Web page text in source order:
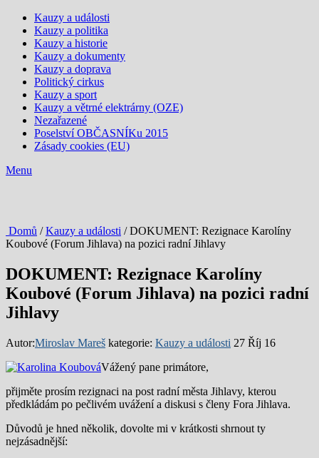
Kauzy a události
Kauzy a politika
Kauzy a historie
Kauzy a dokumenty
Kauzy a doprava
Politický cirkus
Kauzy a sport
Kauzy a větrné elektrárny (OZE)
Nezařazené
Poselství OBČASNÍKu 2015
Zásady cookies (EU)
Menu
Domů /Kauzy a události / DOKUMENT: Rezignace Karolíny
Koubové (Forum Jihlava) na pozici radní Jihlavy
DOKUMENT: Rezignace Karolíny
Koubové (Forum Jihlava) na pozici radní
Jihlavy
Autor:Miroslav Mareš kategorie: Kauzy a události 27 Říj 16
Vážený pane primátore,
přijměte prosím rezignaci na post radní města Jihlavy, kterou
předkládám po pečlivém uvážení a diskusi s členy Fora Jihlava.
Důvodů je hned několik, dovolte mi v krátkosti shrnout ty
nejzásadnější: